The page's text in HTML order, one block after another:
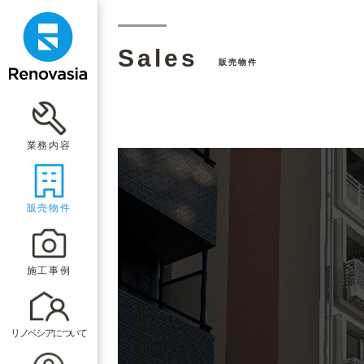
業務内容
販売物件
施工事例
リノベシアについて
Sales 販売物件